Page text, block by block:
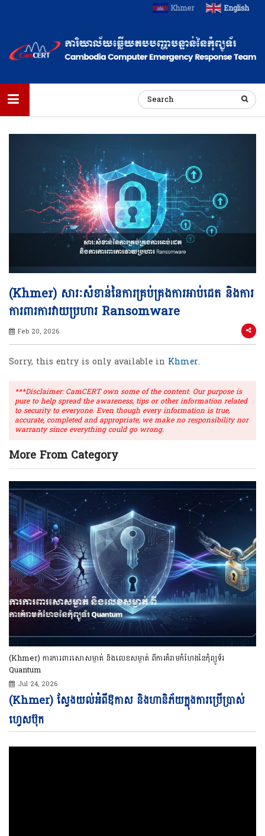
Khmer English
(Khmer) សារៈសំខាន់នៃការគ្រប់គ្រងការអាប់ដេត និងការ
ការពារការវាយប្រហារ Ransomware
Feb 20, 2026
Sorry, this entry is only available in Khmer.
***Disclaimer: CamCERT own some of the content. Our purpose is
pure to help spread the awareness, tips or other information related
to security to everyone. Even though every information is true,
accurate, completed and appropriate, we make no responsibility nor
warranty since everything could go wrong.
More From Category
(Khmer) ការការពារសោសម្ងាត់ និងលេខសម្ងាត់ ពីការគំរាមកំហែងនៃកុំព្យូទ័រ
Quantum
Jul 24, 2026
(Khmer) ស្វែងយល់អំពីឱកាស និងហានិភ័យក្នុងការប្រើប្រាស់
ហ្វេសប៊ុក